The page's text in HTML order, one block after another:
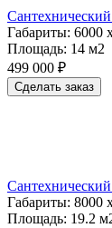
Габариты: 6000
Площадь: 14 м2
499 000 ₽
Сделать заказ
Габариты: 8000
Площадь: 19.2